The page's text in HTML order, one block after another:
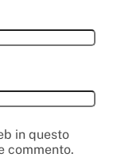
in questo
commento.